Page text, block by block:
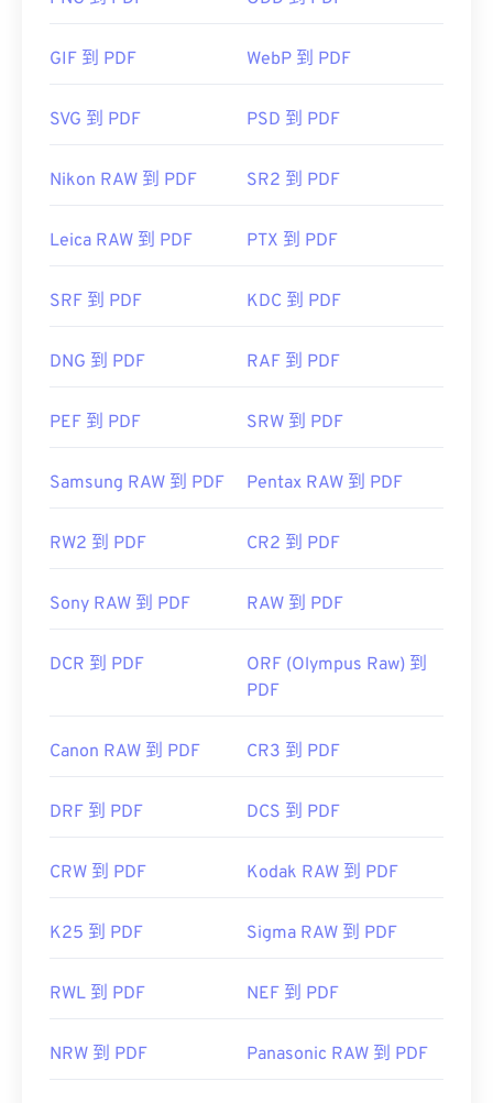
以自动打开 PDF 文件。您可能需要也可能不需要插
如果您需要更多功能，我强烈推荐 SumatraPDF
ISO
首次发布：1993年6月15日
https://en.wikipedia.org/wiki/
adobe/about-adobe-pdf.html
GIF 到 PDF WebP 到 PDF
SVG 到 PDF PSD 到 PDF
Nikon RAW 到 PDF SR2 到 PDF
Leica RAW 到 PDF PTX 到 PDF
SRF 到 PDF KDC 到 PDF
DNG 到 PDF RAF 到 PDF
PEF 到 PDF SRW 到 PDF
Samsung RAW 到 PDF Pentax RAW 到 PDF
RW2 到 PDF CR2 到 PDF
Sony RAW 到 PDF RAW 到 PDF
DCR 到 PDF
ORF (Olympus Raw) 到
PDF
Canon RAW 到 PDF CR3 到 PDF
DRF 到 PDF DCS 到 PDF
CRW 到 PDF Kodak RAW 到 PDF
K25 到 PDF Sigma RAW 到 PDF
RWL 到 PDF NEF 到 PDF
NRW 到 PDF Panasonic RAW 到 PDF